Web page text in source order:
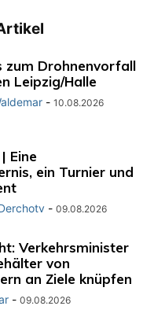
zum Drohnenvorfall
Leipzig/Halle
- 10.08.2026
Eine
ein Turnier und
- 09.08.2026
Verkehrsminister
von
an Ziele knüpfen
- 09.08.2026